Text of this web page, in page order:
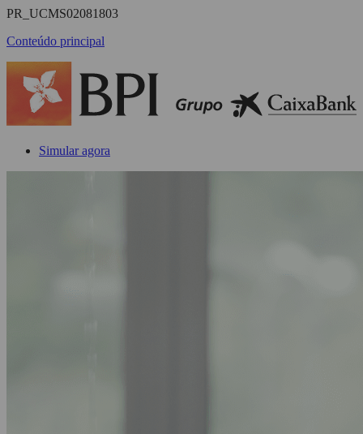
PR_UCMS02081803
Conteúdo principal
Simular agora